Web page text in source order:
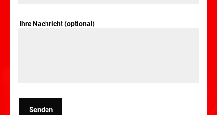
Ihre Nachricht (optional)
Senden